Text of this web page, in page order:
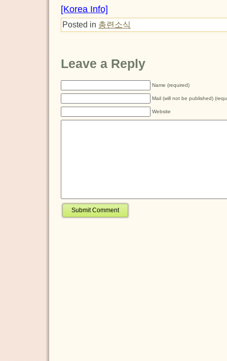
[Korea Info]
Posted in 총련소식
Leave a Reply
Name (required)
Mail (will not be published)
Website